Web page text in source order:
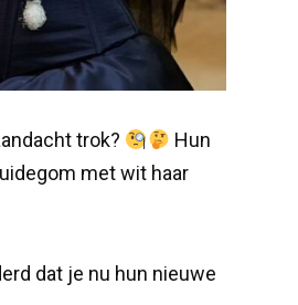
trok?
Hun
met wit haar
dat je nu hun nieuwe